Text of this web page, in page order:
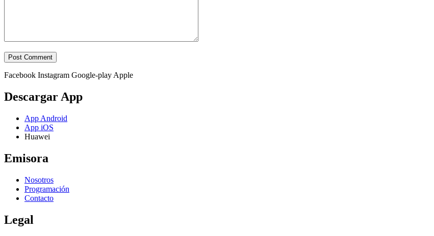
Facebook Instagram Google-play Apple
Descargar App
App Android
App iOS
Huawei
Emisora
Nosotros
Programación
Contacto
Legal